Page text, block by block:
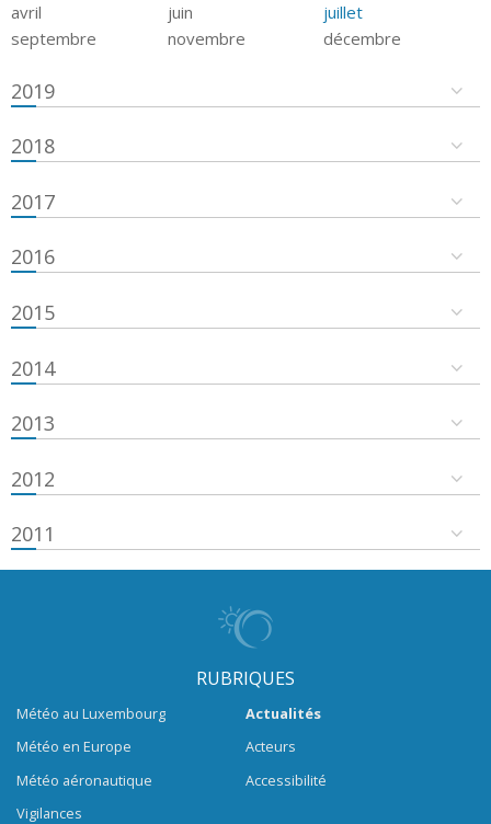
avril
juin
juillet
septembre
novembre décembre
2019
2018
2017
2016
2015
2014
2013
2012
2011
RUBRIQUES
Météo au Luxembourg
Météo en Europe
Météo aéronautique
Vigilances
Actualités
Acteurs
Accessibilité